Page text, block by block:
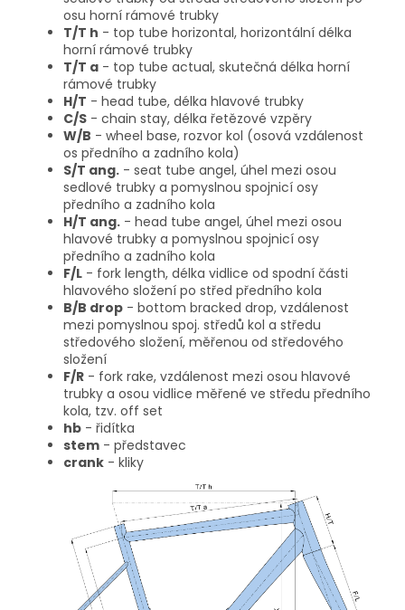
osu horní rámové trubky
T/T h - top tube horizontal, horizontální délka
horní rámové trubky
T/T a - top tube actual, skutečná délka horní
rámové trubky
H/T - head tube, délka hlavové trubky
C/S - chain stay, délka řetězové vzpěry
W/B - wheel base, rozvor kol (osová vzdálenost
os předního a zadního kola)
S/T ang. - seat tube angel, úhel mezi osou
sedlové trubky a pomyslnou spojnicí osy
předního a zadního kola
H/T ang. - head tube angel, úhel mezi osou
hlavové trubky a pomyslnou spojnicí osy
předního a zadního kola
F/L - fork length, délka vidlice od spodní části
hlavového složení po střed předního kola
B/B drop - bottom bracked drop, vzdálenost
mezi pomyslnou spoj. středů kol a středu
středového složení, měřenou od středového
složení
F/R - fork rake, vzdálenost mezi osou hlavové
trubky a osou vidlice měřené ve středu předního
kola, tzv. off set
hb - řidítka
stem - představec
crank - kliky